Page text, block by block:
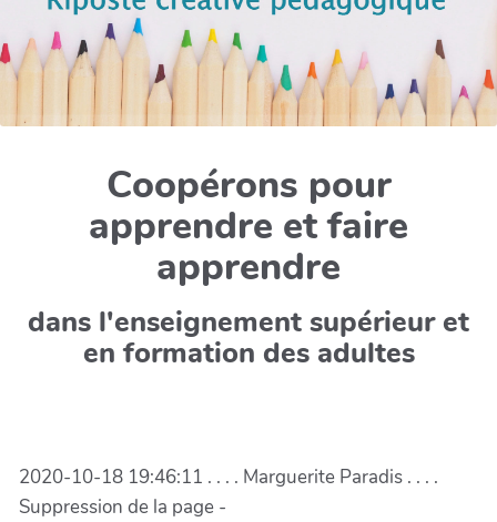
Coopérons pour
apprendre et faire
apprendre
dans l'enseignement supérieur et
en formation des adultes
2020-10-18 19:46:11 . . . . Marguerite Paradis . . . .
Suppression de la page -